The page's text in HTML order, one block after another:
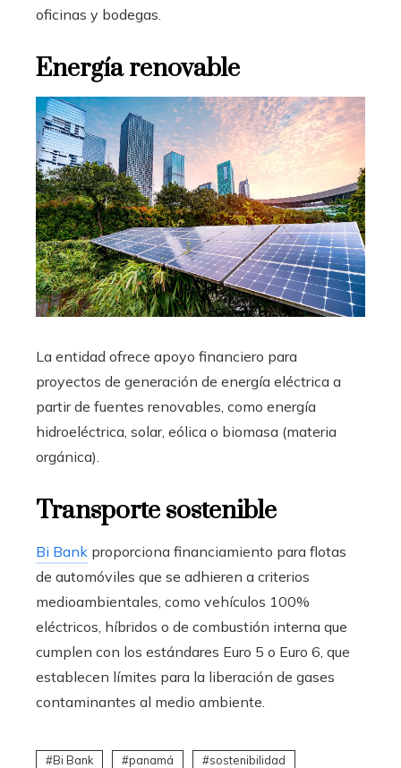
oficinas y bodegas.
Energía renovable
La entidad ofrece apoyo financiero para
proyectos de generación de energía eléctrica a
partir de fuentes renovables, como energía
hidroeléctrica, solar, eólica o biomasa (materia
orgánica).
Transporte sostenible
Bi Bank proporciona financiamiento para flotas
de automóviles que se adhieren a criterios
medioambientales, como vehículos 100%
eléctricos, híbridos o de combustión interna que
cumplen con los estándares Euro 5 o Euro 6, que
establecen límites para la liberación de gases
contaminantes al medio ambiente
Bi Bank panamá sostenibilidad